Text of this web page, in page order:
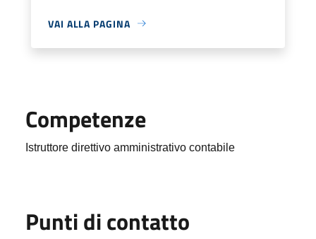
VAI ALLA PAGINA
Competenze
Istruttore direttivo amministrativo contabile
Punti di contatto